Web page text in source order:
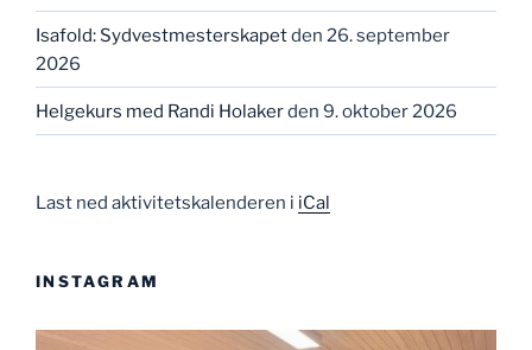
Isafold: Sydvestmesterskapetden 26. september
2026
Helgekurs med Randi Holakerden 9. oktober 2026
Last ned aktivitetskalenderen i iCal
INSTAGRAM